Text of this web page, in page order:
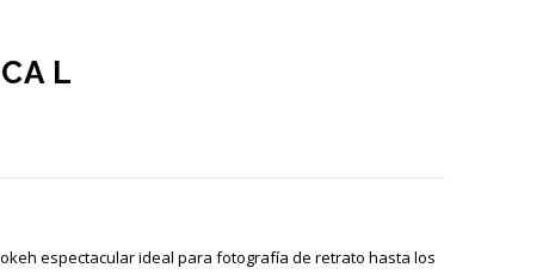
L
espectacular ideal para fotografía de retrato hasta los